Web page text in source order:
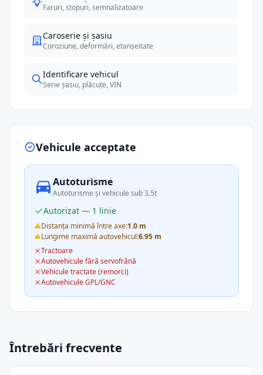
Faruri, stopuri, semnalizatoare
Caroserie și șasiu
Coroziune, deformări, etanșeitate
Identificare vehicul
Serie șasiu, plăcuțe, VIN
Vehicule acceptate
Autoturisme
Autoturisme și vehicule sub 3.5t
Autorizat — 1 linie
Distanța minimă între axe:1.0 m
Lungime maximă autovehicul:6.95 m
Tractoare
Autovehicule fără servofrână
Vehicule tractate (remorci)
Autovehicule GPL/GNC
Întrebări frecvente